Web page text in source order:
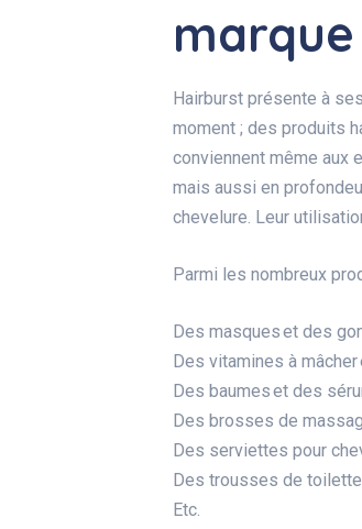
Hairburst présente à
moment ; des produits
conviennent même aux
mais aussi en
chevelure. Leur
Parmi les nombreux
Des masques et des
Des vitamines à
Des baumes et des
Des brosses de
Des serviettes pour
Des trousses de toilette
Etc.